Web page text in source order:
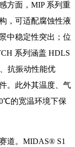
方面，MIP 系列重
，可适配腐蚀性液
中稳定性突出；位
系列涵盖 HDLS
抗振动性能优
。此外其温度、气
的宽温环境下保
道。MIDAS® S1